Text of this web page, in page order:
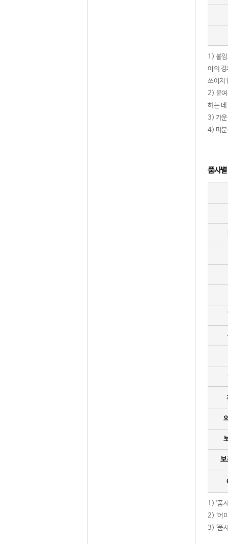
1) 붙
어의
쓰이지
2) 붙여
하는
3) 가운
4) 미분
품사
보
1) '품
2) ‘어
3) ‘품